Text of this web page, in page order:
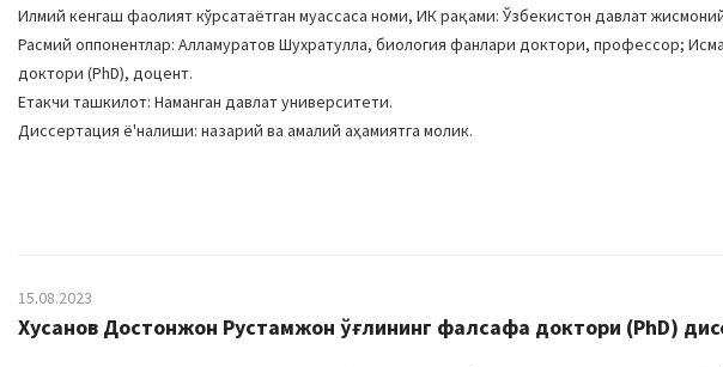
Илмий кенгаш фаолият кўрсатаётган муассаса номи, ИК рақами: Ўзбекистон давлат
Расмий оппонентлар: Алламуратов Шухратулла, биология фанлари доктори, профессор;
доктори (PhD), доцент.
Етакчи ташкилот: Наманган давлат университети.
Диссертация ё'налиши: назарий ва амалий аҳамиятга молик.
15.08.2023
Хусанов Достонжон Рустамжон ўғлининг фалсафа доктори (PhD)